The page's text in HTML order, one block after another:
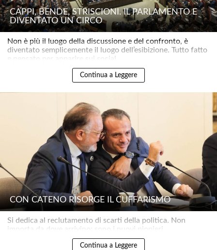
CAPPI, BENDE, STRISCIONI. IL PARLAMENTO È
DIVENTATO UN CIRCO
Non è più il luogo della discussione e del confronto, è
diventato semplicemente il luogo dell’esibizione. Tutto fatto
e pensato per apparire sui social..
Continua a Leggere
CON CATENO RISORGE IL CUFFARISMO
Si dedica al reclutamento di scarti della politica. Non
importa da dove arrivino: sono i nuovi pionieri..
Continua a Leggere